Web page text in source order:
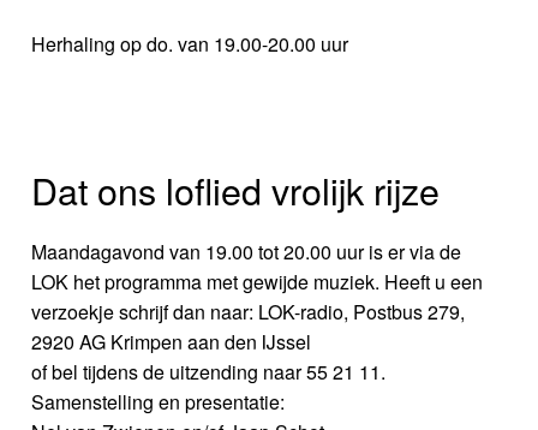
Herhaling op do. van 19.00-20.00 uur
Dat ons loflied vrolijk rijze
Maandagavond van 19.00 tot 20.00 uur is er via de
LOK het programma met gewijde muziek. Heeft u een
verzoekje schrijf dan naar: LOK-radio, Postbus 279,
2920 AG Krimpen aan den IJssel
of bel tijdens de uitzending naar 55 21 11.
Samenstelling en presentatie: